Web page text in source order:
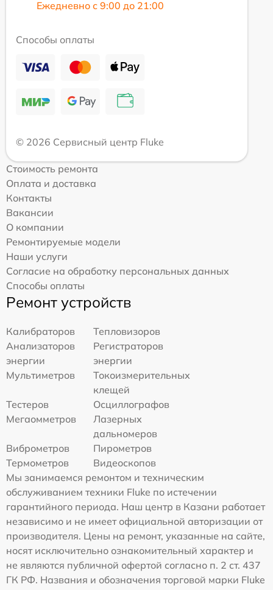
Ежедневно с 9:00 до 21:00
Способы оплаты
© 2026 Сервисный центр Fluke
Стоимость ремонта
Оплата и доставка
Контакты
Вакансии
О компании
Ремонтируемые модели
Наши услуги
Согласие на обработку персональных данных
Способы оплаты
Ремонт устройств
Калибраторов
Тепловизоров
Анализаторов
энергии
Регистраторов
энергии
Мультиметров
Токоизмерительных
клещей
Тестеров
Осциллографов
Мегаомметров
Лазерных
дальномеров
Виброметров
Пирометров
Термометров
Видеоскопов
Мы занимаемся ремонтом и техническим
обслуживанием техники Fluke по истечении
гарантийного периода. Наш центр в Казани работает
независимо и не имеет официальной авторизации от
производителя. Цены на ремонт, указанные на сайте,
носят исключительно ознакомительный характер и
не являются публичной офертой согласно п. 2 ст. 437
ГК РФ. Названия и обозначения торговой марки Fluke